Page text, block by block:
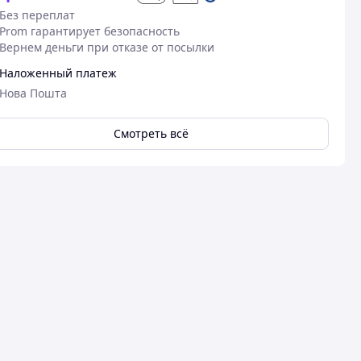
Без переплат
Prom гарантирует безопасность
Вернем деньги при отказе от посылки
Наложенный платеж
Нова Пошта
Смотреть всё